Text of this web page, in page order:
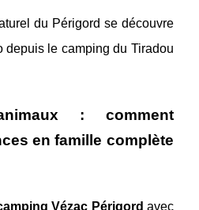
du Périgord se découvre
depuis le camping du Tiradou
: comment
en famille complète
Vézac Périgord avec